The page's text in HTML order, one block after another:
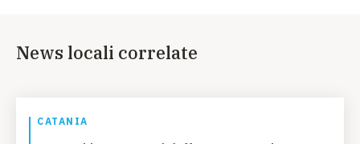
News locali correlate
CATANIA